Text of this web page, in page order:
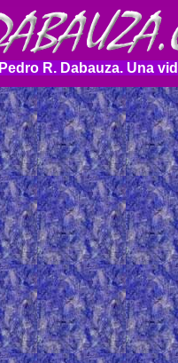
Pedro R. Dabauza. Una